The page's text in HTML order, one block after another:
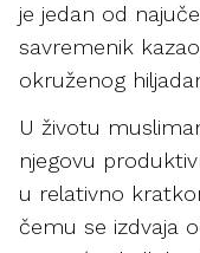
je jedan od
savremenik
okruženog
U životu
njegovu
u relativno
čemu se izdvaja